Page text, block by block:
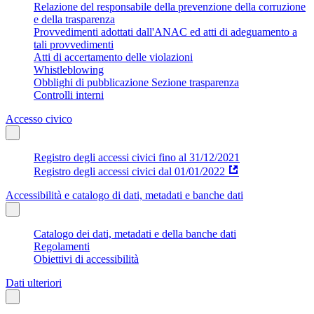
Relazione del responsabile della prevenzione della corruzione
e della trasparenza
Provvedimenti adottati dall'ANAC ed atti di adeguamento a
tali provvedimenti
Atti di accertamento delle violazioni
Whistleblowing
Obblighi di pubblicazione Sezione trasparenza
Controlli interni
Accesso civico
Registro degli accessi civici fino al 31/12/2021
Registro degli accessi civici dal 01/01/2022
Accessibilità e catalogo di dati, metadati e banche dati
Catalogo dei dati, metadati e della banche dati
Regolamenti
Obiettivi di accessibilità
Dati ulteriori